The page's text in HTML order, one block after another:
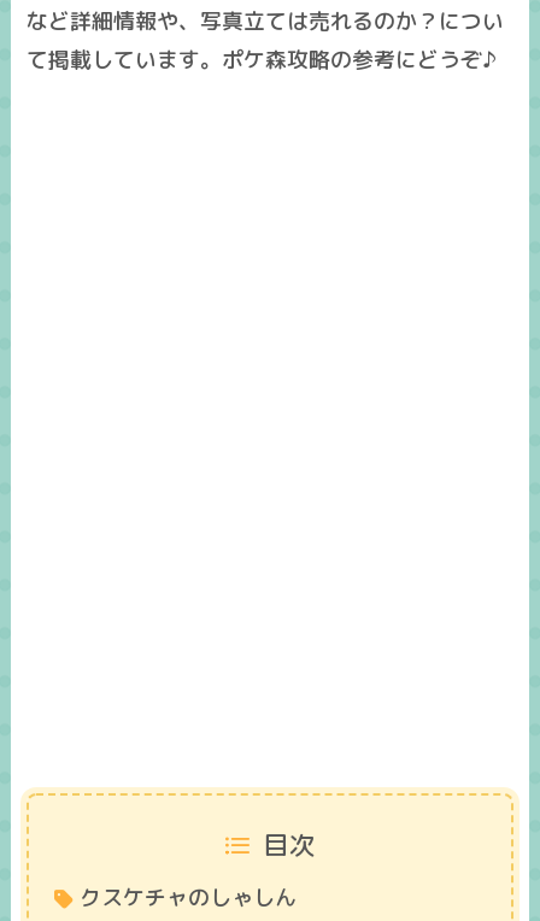
など詳細情報や、写真立ては売れるのか？につい
て掲載しています。ポケ森攻略の参考にどうぞ♪
目次
クスケチャのしゃしん